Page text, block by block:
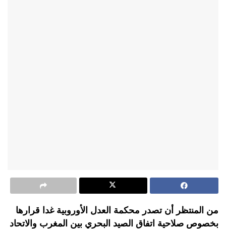
من المنتظر أن تصدر محكمة العدل الأوروبية غدا قرارها
بخصوص صلاحية اتفاق الصيد البحري بين المغرب والاتحاد